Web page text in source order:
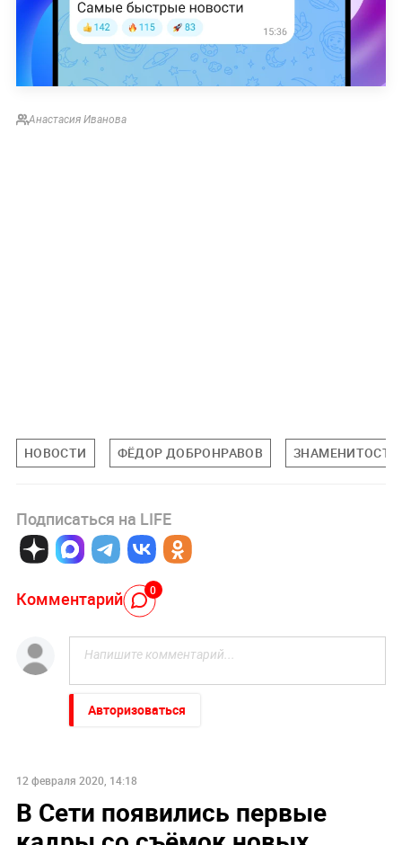
Анастасия Иванова
НОВОСТИ ФЁДОР ДОБРОНРАВОВ ЗНАМЕНИТОСТИ
Подписаться на LIFE
Комментарий 0
Авторизоваться
12 февраля 2020, 14:18
В Сети появились первые